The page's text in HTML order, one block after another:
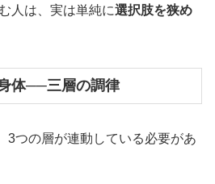
人は、実は単純に選択肢を狭め
体──三層の調律
3つの層が連動している必要があ